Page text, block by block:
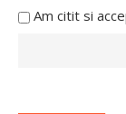
Am citit si